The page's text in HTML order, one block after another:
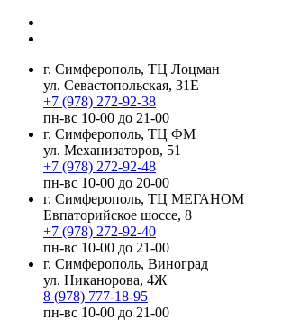
г. Симферополь, ТЦ Лоцман
ул. Севастопольская, 31Е
+7 (978) 272-92-38
пн-вс 10-00 до 21-00
г. Симферополь, ТЦ ФМ
ул. Механизаторов, 51
+7 (978) 272-92-48
пн-вс 10-00 до 20-00
г. Симферополь, ТЦ МЕГАНОМ
Евпаторийское шоссе, 8
+7 (978) 272-92-40
пн-вс 10-00 до 21-00
г. Симферополь, Виноград
ул. Никанорова, 4Ж
8 (978) 777-18-95
пн-вс 10-00 до 21-00